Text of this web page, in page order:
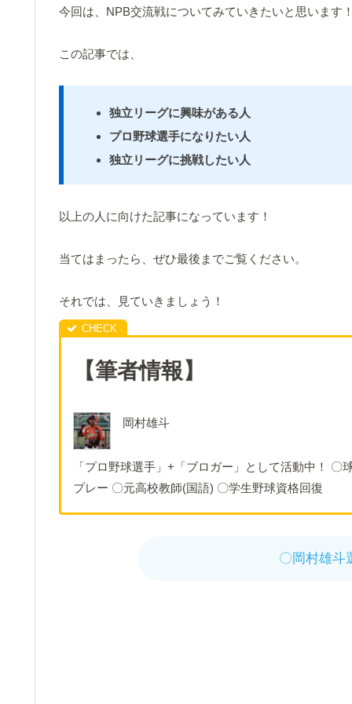
今回は、NPB交流戦についてみていきたいと思います
この記事では、
独立リーグに興味がある人
プロ野球選手になりたい人
独立リーグに挑戦したい人
以上の人に向けた記事になっています！
当てはまったら、ぜひ最後までご覧ください。
それでは、見ていきましょう！
【筆者情報】
岡村雄斗
「プロ野球選手」+「ブロガー」として活動中！
プレー 〇元高校教師(国語) 〇学生野球資格回復
〇岡村雄斗